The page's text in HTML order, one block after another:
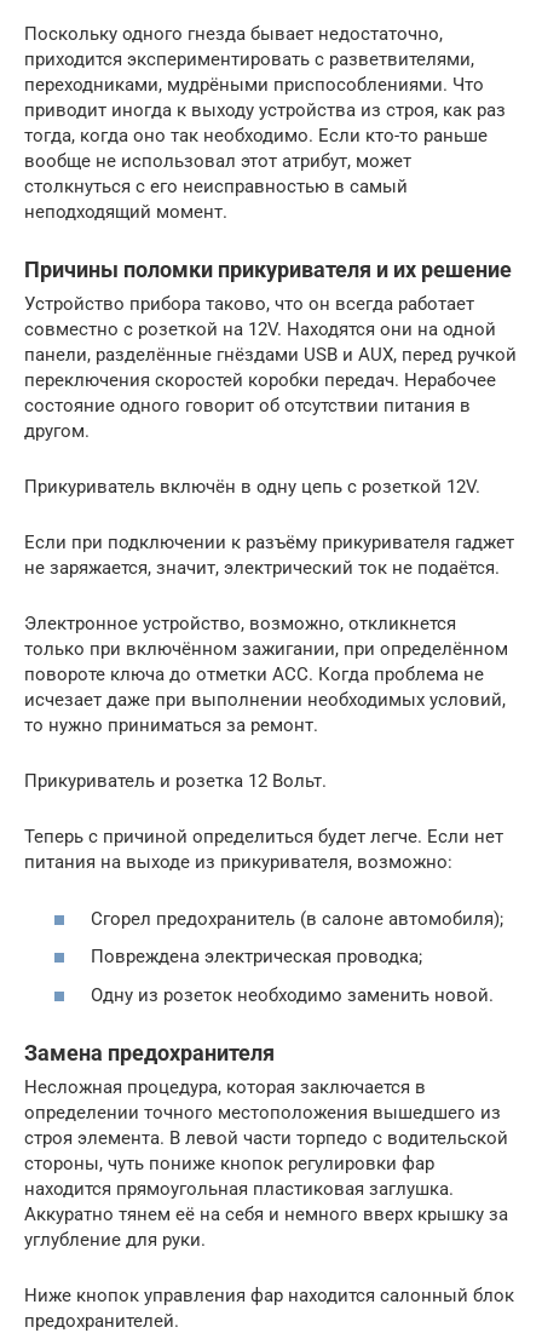
Поскольку одного гнезда бывает недостаточно,
приходится экспериментировать с разветвителями,
переходниками, мудрёными приспособлениями. Что
приводит иногда к выходу устройства из строя, как раз
тогда, когда оно так необходимо. Если кто-то раньше
вообще не использовал этот атрибут, может
столкнуться с его неисправностью в самый
неподходящий момент.
Причины поломки прикуривателя и их решение
Устройство прибора таково, что он всегда работает
совместно с розеткой на 12V. Находятся они на одной
панели, разделённые гнёздами USB и AUX, перед ручкой
переключения скоростей коробки передач. Нерабочее
состояние одного говорит об отсутствии питания в
другом.
Прикуриватель включён в одну цепь с розеткой 12V.
Если при подключении к разъёму прикуривателя гаджет
не заряжается, значит, электрический ток не подаётся.
Электронное устройство, возможно, откликнется
только при включённом зажигании, при определённом
повороте ключа до отметки АСС. Когда проблема не
исчезает даже при выполнении необходимых условий,
то нужно приниматься за ремонт.
Прикуриватель и розетка 12 Вольт.
Теперь с причиной определиться будет легче. Если нет
питания на выходе из прикуривателя, возможно:
Сгорел предохранитель (в салоне автомобиля);
Повреждена электрическая проводка;
Одну из розеток необходимо заменить новой.
Замена предохранителя
Несложная процедура, которая заключается в
определении точного местоположения вышедшего из
строя элемента. В левой части торпедо с водительской
стороны, чуть пониже кнопок регулировки фар
находится прямоугольная пластиковая заглушка.
Аккуратно тянем её на себя и немного вверх крышку за
углубление для руки.
Ниже кнопок управления фар находится салонный блок
предохранителей.